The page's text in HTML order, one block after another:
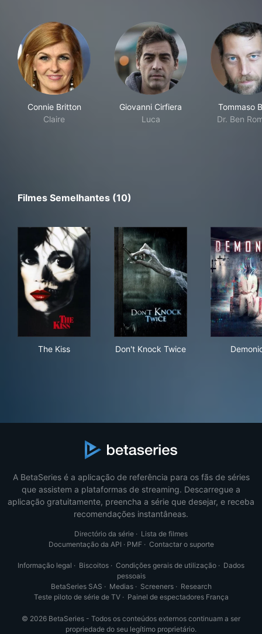
Connie Britton
Claire
Giovanni Cirfiera
Luca
Tommaso
Dr. Ben
Filmes Semelhantes (10)
The Kiss Don't Knock Twice
A BetaSeries é a aplicação de referência para os fãs de séries
que assistem a plataformas de streaming. Descarregue a
aplicação gratuitamente, preencha a série que desejar, e receba
recomendações instantâneas.
Directório da série · Lista de filmes
Documentação da API · PMF· Contactar o suporte
Informação legal · Biscoitos · Condições gerais de utilização · Dados
pessoais
BetaSeries SAS · Medias· Screeners· Research
Teste piloto de série de TV· Painel de espectadores França
© 2026 BetaSeries - Todos os conteúdos externos continuam a ser
propriedade do seu legítimo proprietário.